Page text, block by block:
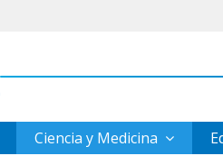
Ciencia y Medicina